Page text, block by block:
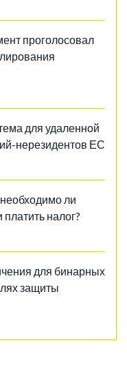
проголосовал
для удаленной
нерезидентов ЕС
ли
налог?
для бинарных
защиты